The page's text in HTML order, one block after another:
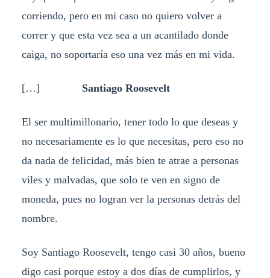
corriendo, pero en mi caso no quiero volver a
correr y que esta vez sea a un acantilado donde
caiga, no soportaría eso una vez más en mi vida.
[…] Santiago Roosevelt
El ser multimillonario, tener todo lo que deseas y
no necesariamente es lo que necesitas, pero eso no
da nada de felicidad, más bien te atrae a personas
viles y malvadas, que solo te ven en signo de
moneda, pues no logran ver la personas detrás del
nombre.
Soy Santiago Roosevelt, tengo casi 30 años, bueno
digo casi porque estoy a dos días de cumplirlos, y